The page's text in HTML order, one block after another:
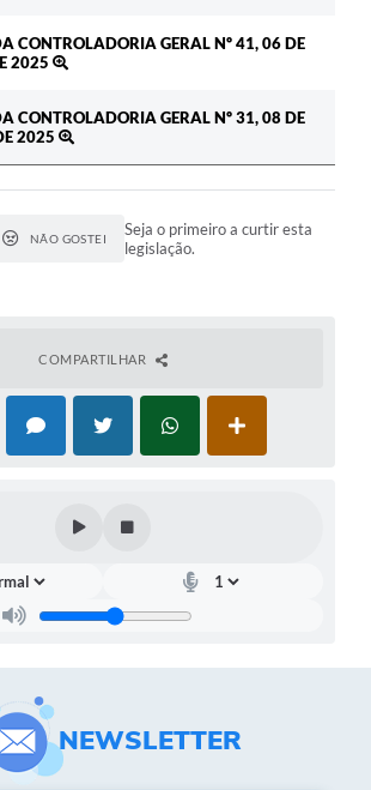
CONTROLADORIA GERAL Nº 41, 06 DE
2025
CONTROLADORIA GERAL Nº 31, 08 DE
2025
NÃO GOSTEI
Seja o primeiro a curtir esta
legislação.
COMPARTILHAR
NEWSLETTER